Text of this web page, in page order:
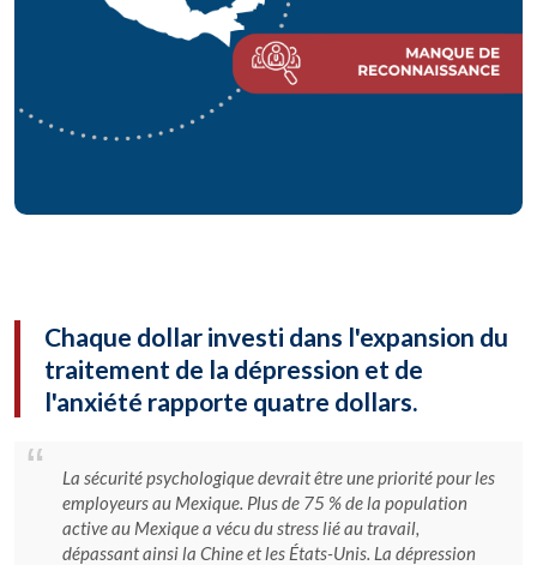
Chaque dollar investi dans l'expansion du
traitement de la dépression et de
l'anxiété rapporte quatre dollars.
La sécurité psychologique devrait être une priorité pour les
employeurs au Mexique. Plus de 75 % de la population
active au Mexique a vécu du stress lié au travail,
dépassant ainsi la Chine et les États-Unis. La dépression